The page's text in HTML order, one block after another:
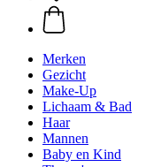
Merken
Gezicht
Make-Up
Lichaam & Bad
Haar
Mannen
Baby en Kind